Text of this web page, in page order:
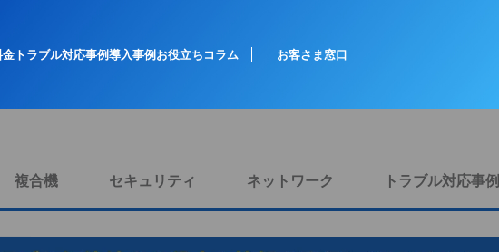
金トラブル対応事例導入事例お役立ちコラム お客さま窓口
複合機 セキュリティ ネットワーク トラブル対応事例